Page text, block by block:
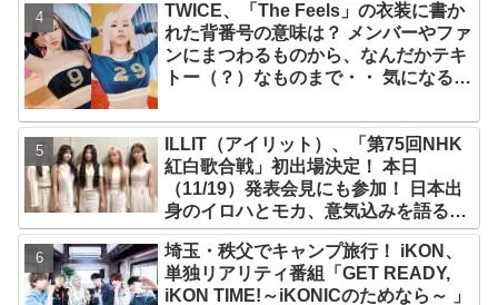
TWICE、「The Feels」の衣装に書か
れた背番号の意味は？ メンバーやファ
ンにまつわるものから、なんだかテキ
トー（？）なものまで・・ 気になるそ
ILLIT（アイリット）、「第75回NHK
紅白歌合戦」初出場決定！ 本日
（11/19）発表会見にも参加！ 日本出
身のイロハとモカ、意気込みを語る
「ずっと夢見てたステージ…嬉しくて
光栄」
埼玉・秩父でキャンプ旅行！ iKON、
単独リアリティ番組「GET READY,
iKON TIME!～iKONICのためなら～ 」